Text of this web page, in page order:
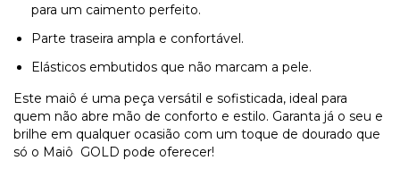
para um caimento perfeito.
Parte traseira ampla e confortável.
Elásticos embutidos que não marcam a pele.
Este maiô é uma peça versátil e sofisticada, ideal para
quem não abre mão de conforto e estilo. Garanta já o seu e
brilhe em qualquer ocasião com um toque de dourado que
só o Maiô GOLD pode oferecer!